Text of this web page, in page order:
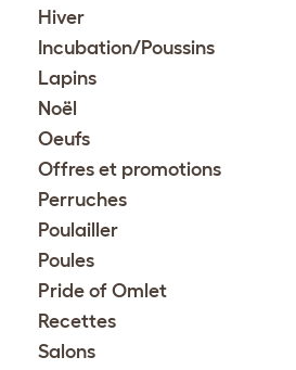
Hiver
Incubation/Poussins
Lapins
Noël
Oeufs
Offres et promotions
Perruches
Poulailler
Poules
Pride of Omlet
Recettes
Salons